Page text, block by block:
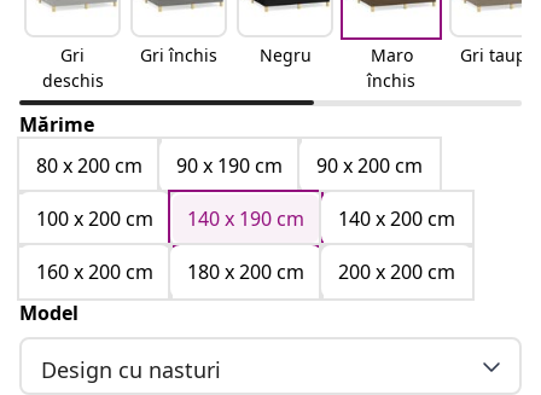
Gri
deschis
Gri închis Negru
Maro
închis
Gri taupe
Mărime
80 x 200 cm
90 x 190 cm
90 x 200 cm
100 x 200 cm
140 x 190 cm
140 x 200 cm
160 x 200 cm
180 x 200 cm
200 x 200 cm
Model
Design cu nasturi